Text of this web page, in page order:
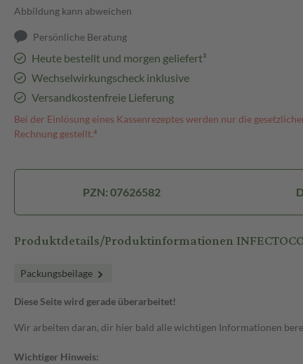
Abbildung kann abweichen
Persönliche Beratung
Heute bestellt und morgen geliefert³
Wechselwirkungscheck inklusive
Versandkostenfreie Lieferung
Bei der Einlösung eines Kassenrezeptes werden nur die
Rechnung gestellt.⁴
PZN: 07626582
Produktdetails/Produktinformationen
Packungsbeilage
Diese Seite wird gerade überarbeitet!
Wir arbeiten daran, dir hier bald alle wichtigen Informationen
Wichtiger Hinweis: